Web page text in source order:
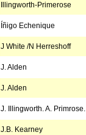
Illingworth-Primerose
Íñigo Echenique
J White /N Herreshoff
J. Alden
J. Alden
J. Illingworth. A. Primrose.
J.B. Kearney